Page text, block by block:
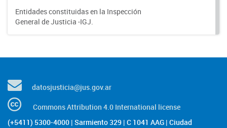
Entidades constituidas en la Inspección
General de Justicia -IGJ.
datosjusticia@jus.gov.ar
Commons Attribution 4.0 International license
(+5411) 5300-4000 | Sarmiento 329 | C 1041 AAG | Ciudad